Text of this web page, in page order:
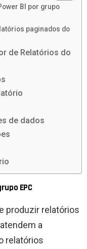
BI por grupo
paginados do
de Relatórios do
de dados
EPC
produzir relatórios
a
relatórios